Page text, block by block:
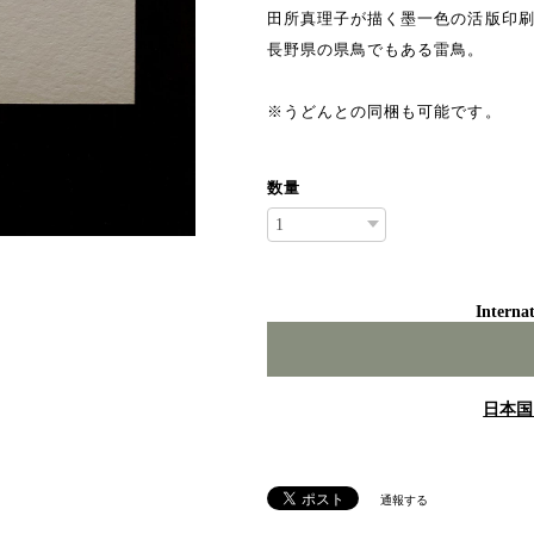
田所真理子が描く墨一色の活版印
長野県の県鳥でもある雷鳥。
※うどんとの同梱も可能です。
数量
日本
通報する